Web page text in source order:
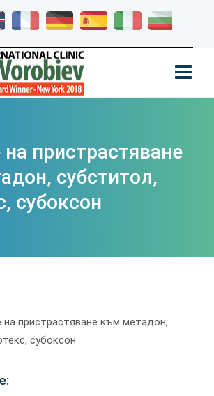
пристрастяване
субститол,
субоксон
на пристрастяване към метадон,
субоксон